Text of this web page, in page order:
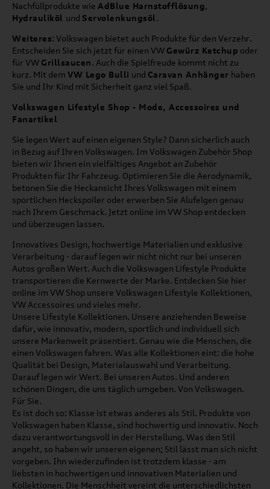
Nachfüllprodukte wie AdBlue Harnstofflösung,
Hydrauliköl und Servolenkungsöl.
Weiteres: Volkswagen bietet auch Produkte für den Verzehr.
Entscheiden Sie sich jetzt für einen VW Gewürz Ketchup oder
für VW Grillsaucen. Auch die Spielfreude kommt nicht zu
kurz. Mit dem VW Lego Bulli und Caravan Anhänger haben
Sie und Ihr Kind mit Sicherheit ganz viel Spaß.
Volkswagen Lifestyle Shop - Mode, Accessoires und
Fanartikel
Sie legen Wert auf einen eigenen Style? Dann sicherlich auch
in Bezug auf Ihren Volkswagen. Im Volkswagen Zubehör Shop
bieten wir Ihnen ein vielfältiges Angebot an Zubehör
Produkten für Ihr Fahrzeug. Optimieren Sie die Aerodynamik,
betonen Sie die Heckansicht Ihres Volkswagen mit einem
sportlichen Heckspoiler oder erwerben Sie Alufelgen genau
nach Ihrem Geschmack. Jetzt online im VW Shop entdecken
und überzeugen lassen.
Innovatives Design, hochwertige Materialien und exklusive
Verarbeitung - darauf legen wir nicht nicht nur bei unseren
Autos großen Wert. Auch die Volkswagen Lifestyle Produkte
transportieren die Kernwerte der Marke. Entdecken Sie hier
online im VW Shop unsere Volkswagen Lifestyle Kollektionen,
VW Accessoires und vieles mehr.
Unsere Lifestyle Kollektionen. Unsere anziehenden Beweise
dafür, wie innovativ, modern, sportlich und individuell sich
unsere Markenwelt präsentiert. Genau wie die Menschen, die
einen Volkswagen fahren. Was alle Kollektionen eint: die hohe
Qualität bei Design, Materialauswahl und Verarbeitung.
Darauf legen wir Wert. Bei unseren Autos. Und anderen
schönen Dingen, die uns täglich umgeben. Von Volkswagen.
Für Sie.
Es ist doch so: Klasse ist etwas anderes als Stil. Produkte von
Volkswagen haben Klasse, sind hochwertig und innovativ. Noch
dazu verantwortungsvoll in der Herstellung. Was den Stil
angeht, so haben wir unseren eigenen; Stil lässt man sich nicht
vorgeben. Ihn wiederzufinden ist trotzdem klasse - am
liebsten in hochwertigen und innovativen Materialien und
Kollektionen. Die Menschheit vereint die unterschiedlichsten